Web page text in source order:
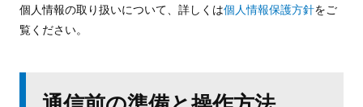
個人情報の取り扱いについて、詳しくは個人情報保護方針をご
覧ください。